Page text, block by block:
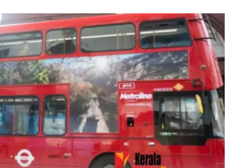
– 10 മുതൽ